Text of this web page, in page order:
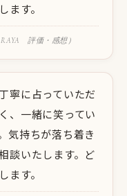
ます。
評価・感想）
寧に占っていただ
、一緒に笑ってい
気持ちが落ち着き
談いたします。ど
ます。